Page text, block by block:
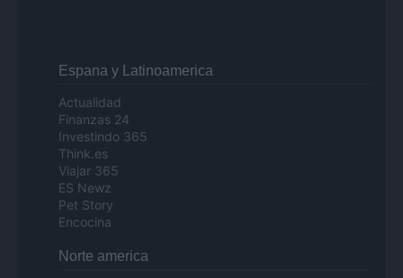
Espana y Latinoamerica
Actualidad
Finanzas 24
Investindo 365
Think.es
Viajar 365
ES Newz
Pet Story
Encocina
Norte america